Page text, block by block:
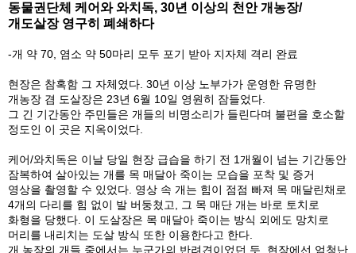
동물권단체 케어와 와치독, 30년 이상의 천안 개농장/
개도살장 영구히 폐쇄하다
-개 약 70, 염소 약 50마리 모두 포기 받아 지자체 격리 완료
현장은 참혹함 그 자체였다. 30년 이상 노부가가 운영한 유명한
개농장 겸 도살장은 23년 6월 10일 영원히 잠들었다.
그 긴 기간동안 주민들은 개들의 비명소리가 들린다며 불편을 호소할
정도인 이 곳은 지옥이었다.
케어/와치독은 이날 당일 현장 급습을 하기 전 1개월이 넘는 기간동안
잠복하여 살아있는 개를 목 매달아 죽이는 모습을 포착 및 증거
영상을 촬영할 수 있었다. 영상 속 개는 힘이 점점 빠져 목 매달린채로
4개의 다리를 힘 없이 발 버둥쳤고, 그 목 매단 개는 바로 토치로
화형을 당했다. 이 도살장은 목 매달아 죽이는 방식 외에도 망치로
머리를 내리치는 도살 방식 또한 이용한다고 한다.
개 농장의 개들 중에서는 누군가의 반려견이었던 듯, 현장에선 엄청난